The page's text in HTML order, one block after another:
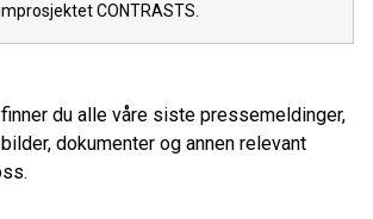
CONTRASTS.
du alle våre siste pressemeldinger,
dokumenter og annen relevant